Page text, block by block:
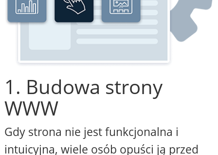
1. Budowa strony
WWW
Gdy strona nie jest funkcjonalna i
intuicyjna, wiele osób opuści ją przed